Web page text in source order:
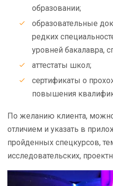
образовании;
образовательные
редких
уровней бакалавра,
аттестаты школ;
сертификаты о
повышения
По желанию клиента,
отличием и указать в
пройденных спецкурсов,
исследовательских,